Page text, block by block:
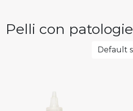
Pelli con patologie